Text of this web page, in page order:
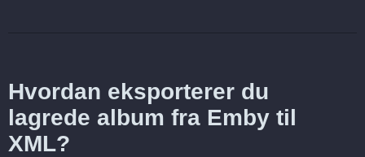
Hvordan eksporterer du
lagrede album fra Emby til
XML?